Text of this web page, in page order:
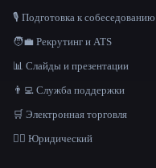
🎙️ Подготовка к собеседованию
🧑‍💼 Рекрутинг и ATS
📊 Слайды и презентации
👨‍💻 Служба поддержки
🛒 Электронная торговля
👩‍⚖️ Юридический